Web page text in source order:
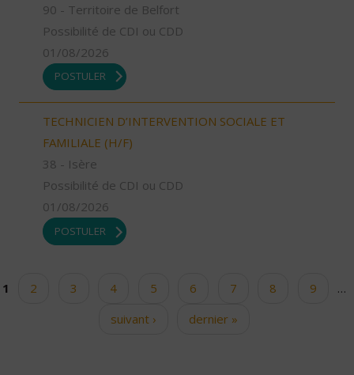
90 - Territoire de Belfort
Possibilité de CDI ou CDD
01/08/2026
POSTULER
TECHNICIEN D’INTERVENTION SOCIALE ET
FAMILIALE (H/F)
38 - Isère
Possibilité de CDI ou CDD
01/08/2026
POSTULER
Pages
1 2 3 4 5 6 7 8 9
…
suivant ›
dernier »